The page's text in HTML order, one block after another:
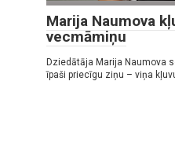
Marija Naumova
vecmāmiņu
Dziedātāja Marija Naumova
īpaši priecīgu ziņu – viņa